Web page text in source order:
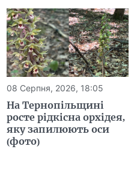
08 Серпня, 2026, 18:05
На Тернопільщині
росте рідкісна орхідея,
яку запилюють оси
(фото)